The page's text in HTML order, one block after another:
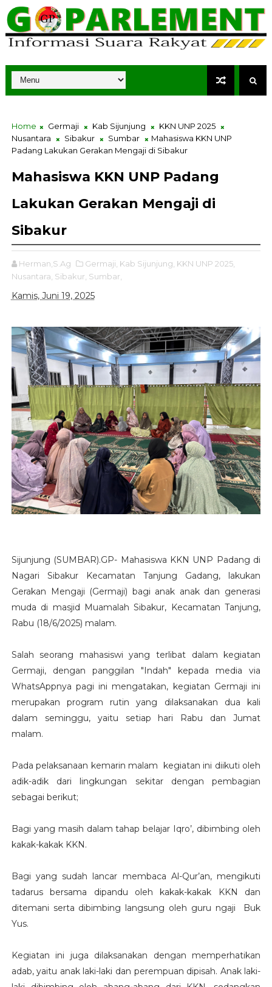
Home Germaji Kab Sijunjung
KKN UNP 2025
Nusantara
Sibakur Sumbar
Mahasiswa KKN UNP
Padang Lakukan Gerakan Mengaji di Sibakur
Mahasiswa KKN UNP Padang
Lakukan Gerakan Mengaji di
Sibakur
Herman,S.Ag Germaji, Kab Sijunjung, KKN UNP 2025,
Nusantara, Sibakur, Sumbar,
Kamis, Juni 19, 2025
Sijunjung (SUMBAR).GP- Mahasiswa KKN UNP Padang di
Nagari Sibakur Kecamatan Tanjung Gadang, lakukan
Gerakan Mengaji (Germaji) bagi anak anak dan generasi
muda di masjid Muamalah Sibakur, Kecamatan Tanjung,
Rabu (18/6/2025) malam.
Salah seorang mahasiswi yang terlibat dalam kegiatan
Germaji, dengan panggilan "Indah" kepada media via
WhatsAppnya pagi ini mengatakan, kegiatan Germaji ini
merupakan program rutin yang dilaksanakan dua kali
dalam seminggu, yaitu setiap hari Rabu dan Jumat
malam.
Pada pelaksanaan kemarin malam kegiatan ini diikuti oleh
adik-adik dari lingkungan sekitar dengan pembagian
sebagai berikut;
Bagi yang masih dalam tahap belajar Iqro’, dibimbing oleh
kakak-kakak KKN.
Bagi yang sudah lancar membaca Al-Qur’an, mengikuti
tadarus bersama dipandu oleh kakak-kakak KKN dan
ditemani serta dibimbing langsung oleh guru ngaji Buk
Yus.
Kegiatan ini juga dilaksanakan dengan memperhatikan
adab, yaitu anak laki-laki dan perempuan dipisah. Anak laki-